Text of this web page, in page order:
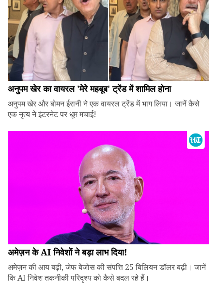
अनुपम खेर का वायरल 'मेरे महबूब' ट्रेंड में शामिल होना
अनुपम खेर और बोमन ईरानी ने एक वायरल ट्रेंड में भाग लिया। जानें कैसे
एक नृत्य ने इंटरनेट पर धूम मचाई!
अमेज़न के AI निवेशों ने बड़ा लाभ दिया!
अमेज़न की आय बढ़ी, जेफ बेजोस की संपत्ति 25 बिलियन डॉलर बढ़ी। जानें
कि AI निवेश तकनीकी परिदृश्य को कैसे बदल रहे हैं।